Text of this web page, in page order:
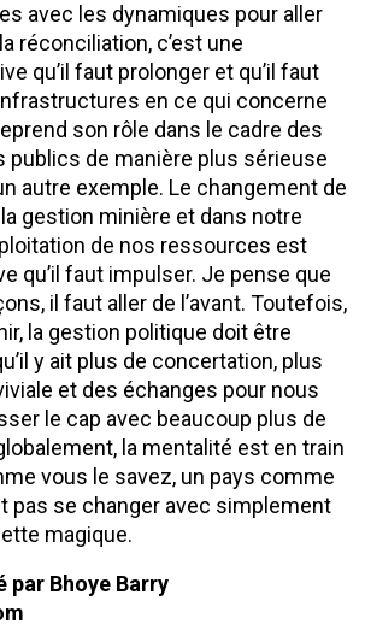
avec les dynamiques pour aller
réconciliation, c’est une
qu’il faut prolonger et qu’il faut
en ce qui concerne
son rôle dans le cadre des
de manière plus sérieuse
autre exemple. Le changement de
gestion minière et dans notre
de nos ressources est
qu’il faut impulser. Je pense que
il faut aller de l’avant. Toutefois,
la gestion politique doit être
y ait plus de concertation, plus
et des échanges pour nous
le cap avec beaucoup plus de
la mentalité est en train
vous le savez, un pays comme
pas se changer avec simplement
magique.
par Bhoye Barry